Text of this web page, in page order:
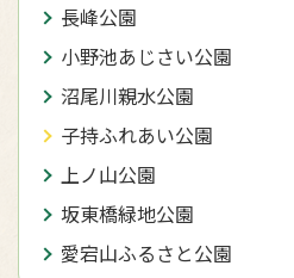
長峰公園
小野池あじさい公園
沼尾川親水公園
子持ふれあい公園
上ノ山公園
坂東橋緑地公園
愛宕山ふるさと公園